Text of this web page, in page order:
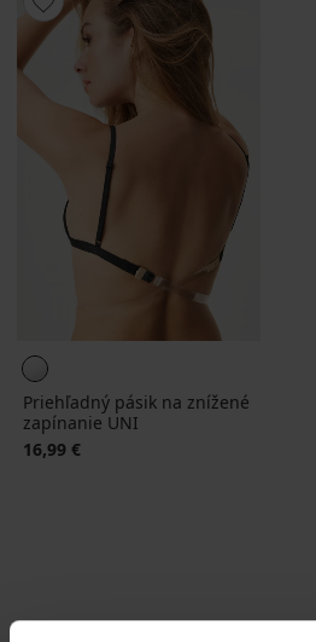
Priehľadný pásik na znížené
zapínanie UNI
16,99 €